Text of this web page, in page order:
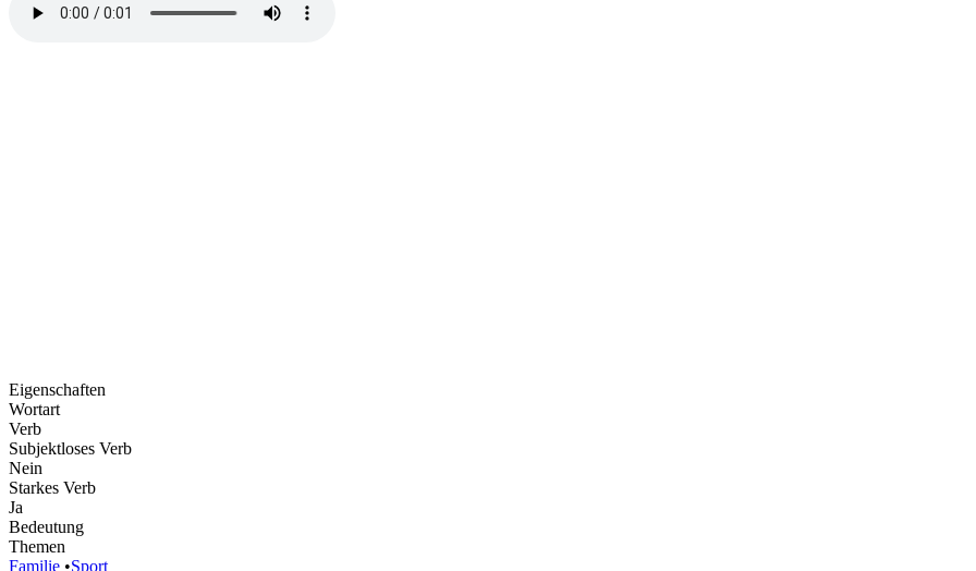
Eigenschaften
Wortart
Verb
Subjektloses Verb
Nein
Starkes Verb
Ja
Bedeutung
Themen
Familie •Sport